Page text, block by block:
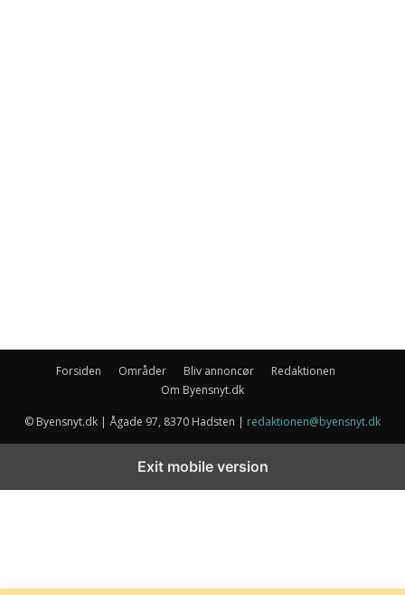
Forsiden Områder Bliv annoncør
Redaktionen
Om Byensnyt.dk
© Byensnyt.dk | Ågade 97, 8370 Hadsten | redaktionen@byensnyt.dk
Exit mobile version